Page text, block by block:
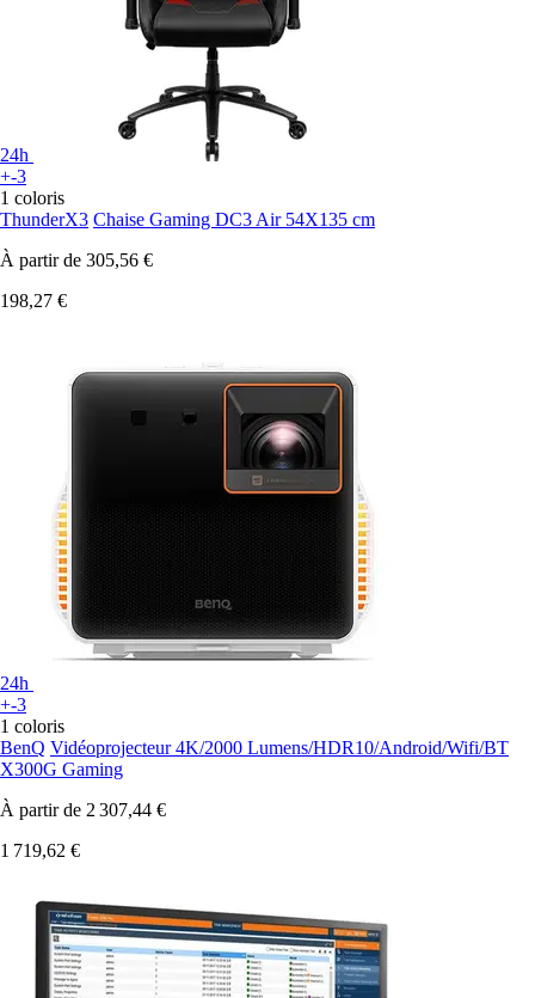
24h
+-3
1 coloris
ThunderX3 Chaise Gaming DC3 Air 54X135 cm
À partir de 305,56 €
198,27 €
24h
+-3
1 coloris
BenQ Vidéoprojecteur 4K/2000 Lumens/HDR10/Android/Wifi/BT
X300G Gaming
À partir de 2 307,44 €
1 719,62 €